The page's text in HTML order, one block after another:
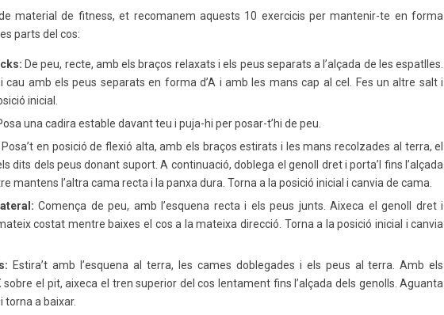
material de fitness, et recomanem aquests 10 exercicis per mantenir-te en forma
parts del cos:
De peu, recte, amb els braços relaxats i els peus separats a l’alçada de les espatlles.
cau amb els peus separats en forma d’A i amb les mans cap al cel. Fes un altre salt i
inicial.
una cadira estable davant teu i puja-hi per posar-t’hi de peu.
Posa’t en posició de flexió alta, amb els braços estirats i les mans recolzades al terra, el
dits dels peus donant suport. A continuació, doblega el genoll dret i porta’l fins l’alçada
mantens l’altra cama recta i la panxa dura. Torna a la posició inicial i canvia de cama.
Comença de peu, amb l’esquena recta i els peus junts. Aixeca el genoll dret i
costat mentre baixes el cos a la mateixa direcció. Torna a la posició inicial i canvia
Estira’t amb l’esquena al terra, les cames doblegades i els peus al terra. Amb els
sobre el pit, aixeca el tren superior del cos lentament fins l’alçada dels genolls. Aguanta
torna a baixar.